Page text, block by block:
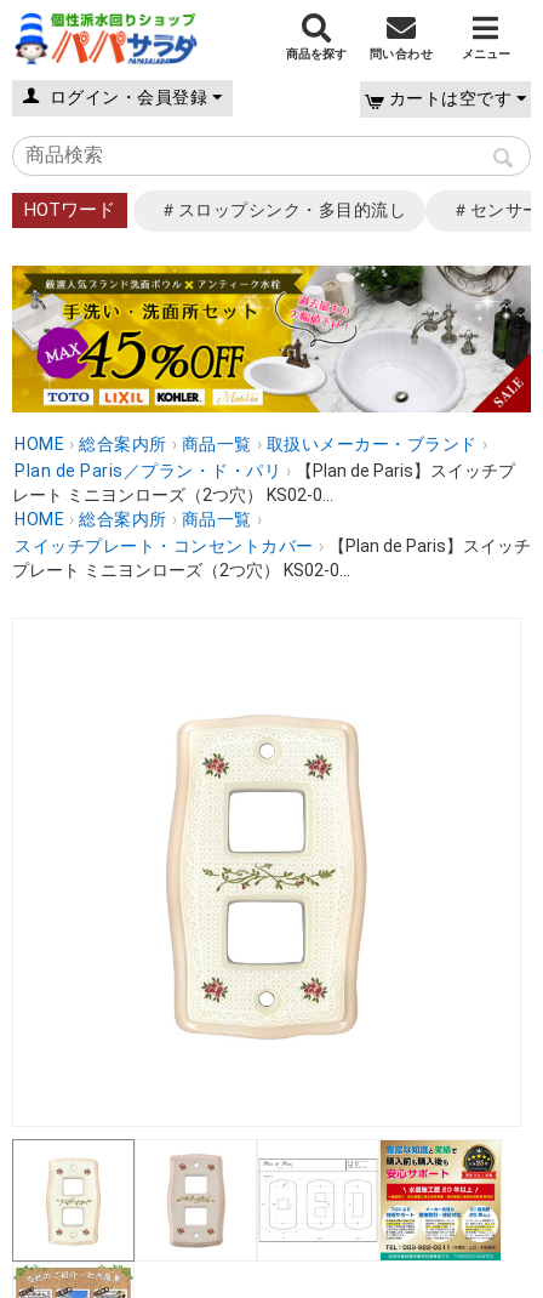
商品を探す 問い合わせ メニュー
ログイン・会員登録 カートは空です
HOTワード ＃スロップシンク・多目的流し ＃センサ
HOME › 総合案内所 › 商品一覧 › 取扱いメーカー・ブランド ›
Plan de Paris／プラン・ド・パリ ›
【Plan de Paris】スイッチプ
レート ミニヨンローズ（2つ穴） KS02-0...
HOME › 総合案内所 › 商品一覧 ›
スイッチプレート・コンセントカバー ›
【Plan de Paris】スイッチ
プレート ミニヨンローズ（2つ穴） KS02-0...